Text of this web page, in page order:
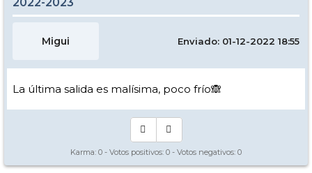
Migui Enviado: 01-12-2022 18:55
La última salida es malísima, poco frío🙈
Karma: 0 - Votos positivos: 0 - Votos negativos: 0